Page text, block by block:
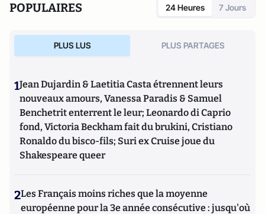
POPULAIRES 24 Heures 7 Jours
PLUS LUS PLUS PARTAGES
1Jean Dujardin & Laetitia Casta étrennent leurs
nouveaux amours, Vanessa Paradis & Samuel
Benchetrit enterrent le leur; Leonardo di Caprio
fond, Victoria Beckham fait du brukini, Cristiano
Ronaldo du bisco-fils; Suri ex Cruise joue du
Shakespeare queer
2Les Français moins riches que la moyenne
européenne pour la 3e année consécutive : jusqu'où